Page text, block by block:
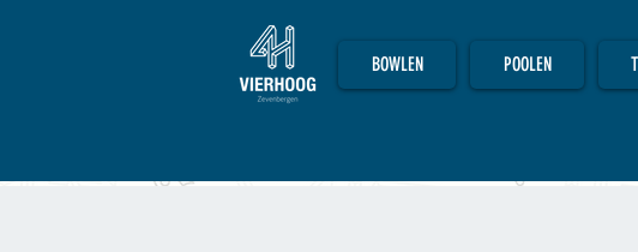
BOWLEN POOLEN